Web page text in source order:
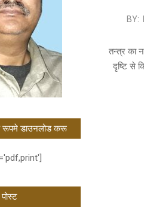
2019-
09
BY:
तन्त्र का
दृष्टि से
रूपमे डाउनलोड करू